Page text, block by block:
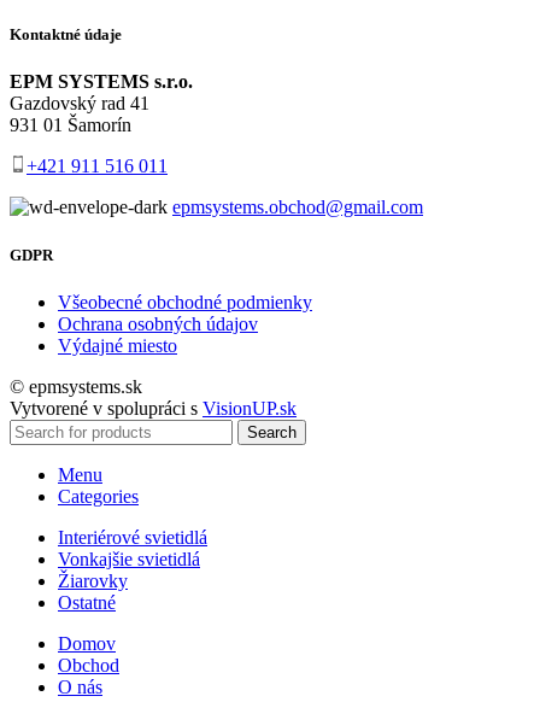
Kontaktné údaje
EPM SYSTEMS s.r.o.
Gazdovský rad 41
931 01 Šamorín
+421 911 516 011
epmsystems.obchod@gmail.com
GDPR
Všeobecné obchodné podmienky
Ochrana osobných údajov
Výdajné miesto
© epmsystems.sk
Vytvorené v spolupráci s VisionUP.sk
Search
Menu
Categories
Interiérové svietidlá
Vonkajšie svietidlá
Žiarovky
Ostatné
Domov
Obchod
O nás